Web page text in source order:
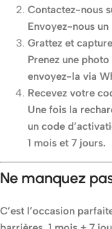
Contactez-nous
Envoyez-nous
Grattez et
Prenez une
envoyez-la via
Recevez votre
Une fois la
un code
1 mois et 7 jours.
Ne manquez
C’est l’occasion